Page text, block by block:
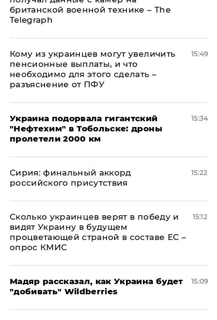
британской военной технике – The
Telegraph
Кому из украинцев могут увеличить
пенсионные выплаты, и что
необходимо для этого сделать –
разъяснение от ПФУ
15:49
Украина подорвала гигантский
"Нефтехим" в Тобольске: дроны
пролетели 2000 км
15:34
​Сирия: финальный аккорд
российского присутствия
15:22
Сколько украинцев верят в победу и
видят Украину в будущем
процветающей страной в составе ЕС –
опрос КМИС
15:12
Мадяр рассказал, как Украина будет
"добивать" Wildberries
15:09